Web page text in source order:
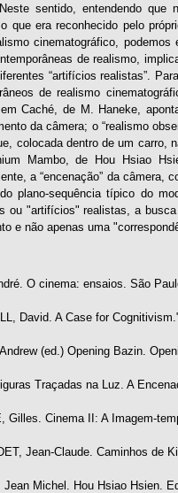
sentido, entendendo
o que era reconhecido pelo
cinematográfico,
de realismo,
“artifícios realistas”.
de realismo
em Caché, de M. Haneke,
da câmera; o “realismo
colocada dentro de um carro,
Mambo, de Hou Hsiao
a “encenação” da câmera,
plano-sequência típico do
ou "artifícios" realistas, a
e não apenas uma
O cinema: ensaios. São
David. A Case for
Andrew (ed.) Opening Bazin.
Traçadas na Luz. A
Gilles. Cinema II: A Imagem-
Jean-Claude. Caminhos de
Jean Michel. Hou Hsiao Hsien.